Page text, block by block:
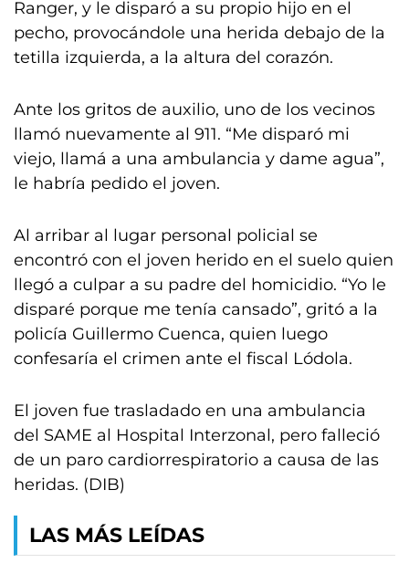
Ranger, y le disparó a su propio hijo en el
pecho, provocándole una herida debajo de la
tetilla izquierda, a la altura del corazón.
Ante los gritos de auxilio, uno de los vecinos
llamó nuevamente al 911. “Me disparó mi
viejo, llamá a una ambulancia y dame agua”,
le habría pedido el joven.
Al arribar al lugar personal policial se
encontró con el joven herido en el suelo quien
llegó a culpar a su padre del homicidio. “Yo le
disparé porque me tenía cansado”, gritó a la
policía Guillermo Cuenca, quien luego
confesaría el crimen ante el fiscal Lódola.
El joven fue trasladado en una ambulancia
del SAME al Hospital Interzonal, pero falleció
de un paro cardiorrespiratorio a causa de las
heridas. (DIB)
LAS MÁS LEÍDAS